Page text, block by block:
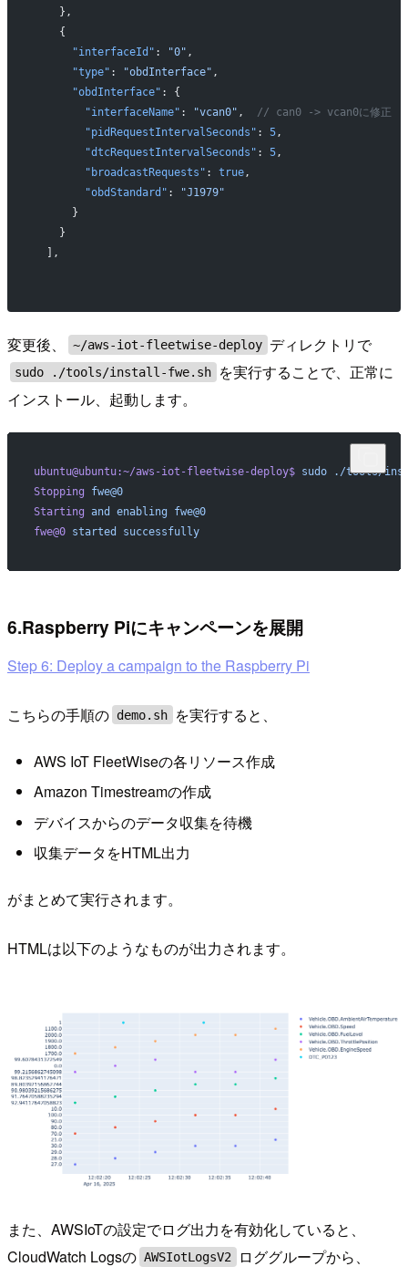
    },
    {
      "interfaceId"
: "0" ,
      "type"
: "obdInterface" ,
      "obdInterface"
: {
        "interfaceName"
: "vcan0" , // can0 -> vcan0に修正
        "pidRequestIntervalSeconds"
: 5,
        "dtcRequestIntervalSeconds"
: 5,
        "broadcastRequests"
: true,
        "obdStandard"
:
"J1979"
      }
    }
  ],
変更後、 ~/aws-iot-fleetwise-deploy ディレクトリで
sudo ./tools/install-fwe.sh
を実行することで、正常に
インストール、起動します。
ubuntu@ubuntu:~/aws-iot-fleetwise-deploy$ sudo ./tools/
Stopping fwe@0
Starting and enabling fwe@0
fwe@0 started successfully
6.Raspberry Piにキャンペーンを展開
Step 6: Deploy a campaign to the Raspberry Pi
こちらの手順の demo.sh を実行すると、
AWS IoT FleetWiseの各リソース作成
Amazon Timestreamの作成
デバイスからのデータ収集を待機
収集データをHTML出力
がまとめて実行されます。
HTMLは以下のようなものが出力されます。
また、AWSIoTの設定でログ出力を有効化していると、
CloudWatch Logsの AWSIotLogsV2
ロググループから、